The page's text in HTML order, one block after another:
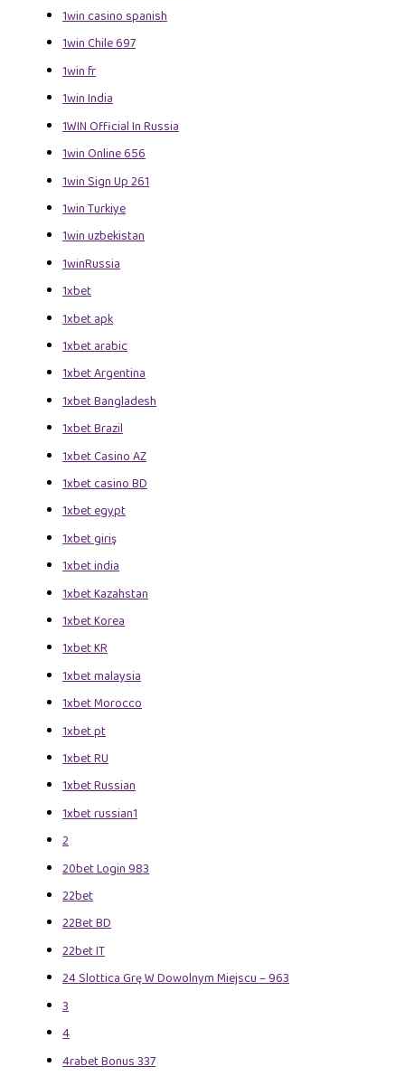
1win casino spanish
1win Chile 697
1win fr
1win India
1WIN Official In Russia
1win Online 656
1win Sign Up 261
1win Turkiye
1win uzbekistan
1winRussia
1xbet
1xbet apk
1xbet arabic
1xbet Argentina
1xbet Bangladesh
1xbet Brazil
1xbet Casino AZ
1xbet casino BD
1xbet egypt
1xbet giriş
1xbet india
1xbet Kazahstan
1xbet Korea
1xbet KR
1xbet malaysia
1xbet Morocco
1xbet pt
1xbet RU
1xbet Russian
1xbet russian1
2
20bet Login 983
22bet
22Bet BD
22bet IT
24 Slottica Grę W Dowolnym Miejscu – 963
3
4
4rabet Bonus 337